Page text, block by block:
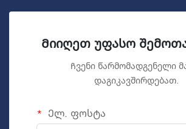
Მიიღეთ უფასო
Ჩვენი წარმომადგენელი
დაგიკავშირდებათ.
Ელ. ფოსტა